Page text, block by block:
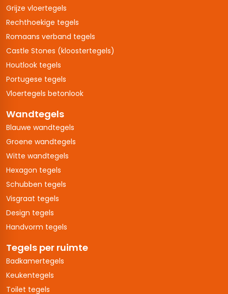
Grijze vloertegels
Rechthoekige tegels
Romaans verband tegels
Castle Stones (kloostertegels)
Houtlook tegels
Portugese tegels
Vloertegels betonlook
Wandtegels
Blauwe wandtegels
Groene wandtegels
Witte wandtegels
Hexagon tegels
Schubben tegels
Visgraat tegels
Design tegels
Handvorm tegels
Tegels per ruimte
Badkamertegels
Keukentegels
Toilet tegels